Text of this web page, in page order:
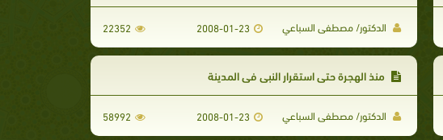
الدكتور/ مصطفى السباعي 2008-01-23
22352
منذ الهجرة حتى استقرار النبي في المدينة
الدكتور/ مصطفى السباعي 2008-01-23
58992